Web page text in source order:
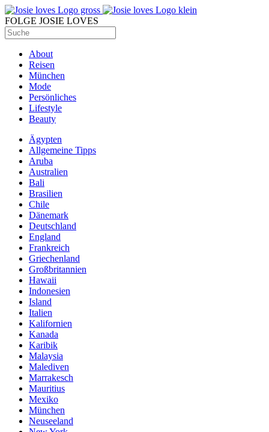
FOLGE JOSIE LOVES
About
Reisen
München
Mode
Persönliches
Lifestyle
Beauty
Ägypten
Allgemeine Tipps
Aruba
Australien
Bali
Brasilien
Chile
Dänemark
Deutschland
England
Frankreich
Griechenland
Großbritannien
Hawaii
Indonesien
Island
Italien
Kalifornien
Kanada
Karibik
Malaysia
Malediven
Marrakesch
Mauritius
Mexiko
München
Neuseeland